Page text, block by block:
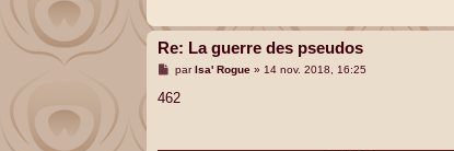
Re: La guerre des pseudos
M
s
parIsa' Rogue » 14 nov. 2018, 16:25
462